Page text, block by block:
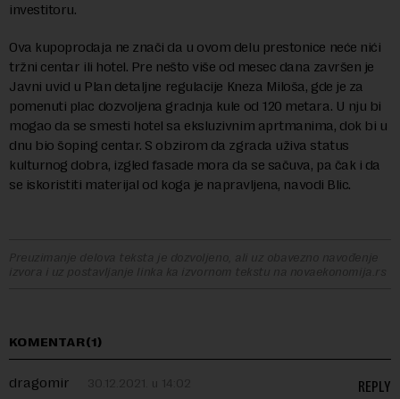
investitoru.
Ova kupoprodaja ne znači da u ovom delu prestonice neće nići
tržni centar ili hotel. Pre nešto više od mesec dana završen je
Javni uvid u Plan detaljne regulacije Kneza Miloša, gde je za
pomenuti plac dozvoljena gradnja kule od 120 metara. U nju bi
mogao da se smesti hotel sa eksluzivnim aprtmanima, dok bi u
dnu bio šoping centar. S obzirom da zgrada uživa status
kulturnog dobra, izgled fasade mora da se sačuva, pa čak i da
se iskoristiti materijal od koga je napravljena, navodi Blic.
Preuzimanje delova teksta je dozvoljeno, ali uz obavezno navođenje
izvora i uz postavljanje linka ka izvornom tekstu na novaekonomija.rs
KOMENTAR(1)
dragomir 30.12.2021. u 14:02 REPLY